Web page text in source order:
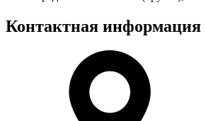
Контактная информация